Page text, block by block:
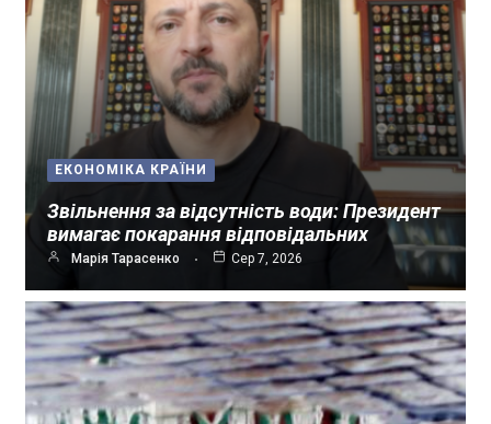
ЕКОНОМІКА КРАЇНИ
Звільнення за відсутність води: Президент
вимагає покарання відповідальних
Марія Тарасенко Сер 7, 2026